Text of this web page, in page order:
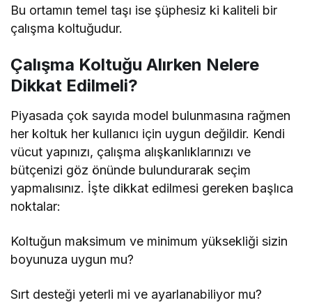
Bu ortamın temel taşı ise şüphesiz ki kaliteli bir
çalışma koltuğudur.
Çalışma Koltuğu Alırken Nelere
Dikkat Edilmeli?
Piyasada çok sayıda model bulunmasına rağmen
her koltuk her kullanıcı için uygun değildir. Kendi
vücut yapınızı, çalışma alışkanlıklarınızı ve
bütçenizi göz önünde bulundurarak seçim
yapmalısınız. İşte dikkat edilmesi gereken başlıca
noktalar:
Koltuğun maksimum ve minimum yüksekliği sizin
boyunuza uygun mu?
Sırt desteği yeterli mi ve ayarlanabiliyor mu?